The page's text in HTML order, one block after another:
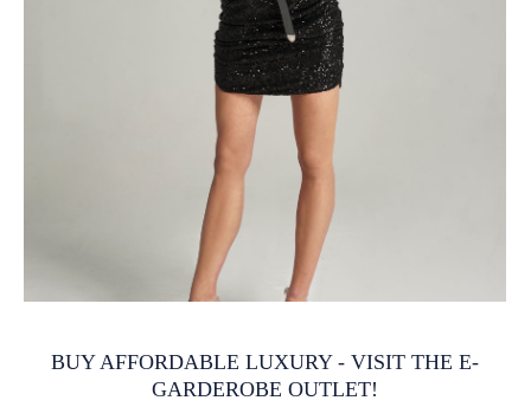
season. Long Sleeves and Warm Materials Colder
temperatures in autumn make you
BUY AFFORDABLE LUXURY - VISIT THE E-
GARDEROBE OUTLET!